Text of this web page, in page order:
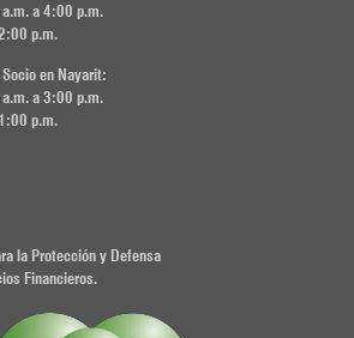
a 4:00 p.m.
p.m.
en Nayarit:
a 3:00 p.m.
p.m.
la Protección y Defensa
Financieros.